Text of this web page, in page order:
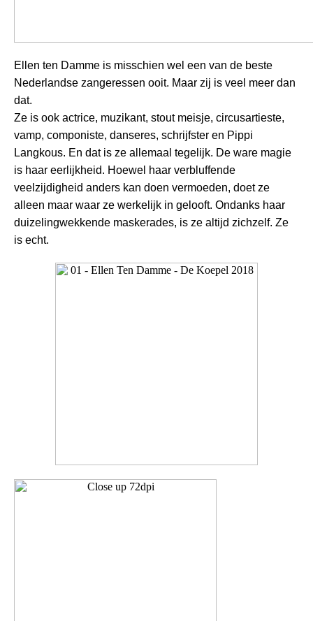
Ellen ten Damme is misschien wel een van de beste
Nederlandse zangeressen ooit. Maar zij is veel meer dan
dat.
Ze is ook actrice, muzikant, stout meisje, circusartieste,
vamp, componiste, danseres, schrijfster en Pippi
Langkous. En dat is ze allemaal tegelijk. De ware magie
is haar eerlijkheid. Hoewel haar verbluffende
veelzijdigheid anders kan doen vermoeden, doet ze
alleen maar waar ze werkelijk in gelooft. Ondanks haar
duizelingwekkende maskerades, is ze altijd zichzelf. Ze
is echt.